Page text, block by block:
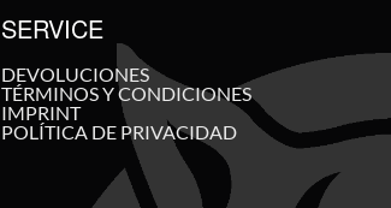
SERVICE
DEVOLUCIONES
TÉRMINOS Y CONDICIONES
IMPRINT
POLÍTICA DE PRIVACIDAD